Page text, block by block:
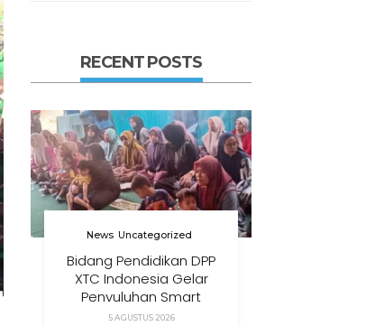
RECENT POSTS
News Uncategorized
Bidang Pendidikan DPP
XTC Indonesia Gelar
Penyuluhan Smart
Parenting Di Desa
5 AGUSTUS 2026